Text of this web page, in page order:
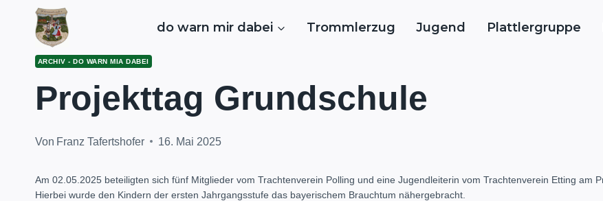
springen
do warn mir dabei Trommlerzug Jugend Plattlergruppe
ARCHIV - DO WARN MIA DABEI
Projekttag Grundschule
Von Franz Tafertshofer 16. Mai 2025
Am 02.05.2025 beteiligten sich fünf Mitglieder vom Trachtenverein Polling und eine Jugendleiterin vom Trachtenverein Etting am
Hierbei wurde den Kindern der ersten Jahrgangsstufe das bayerischem Brauchtum nähergebracht.